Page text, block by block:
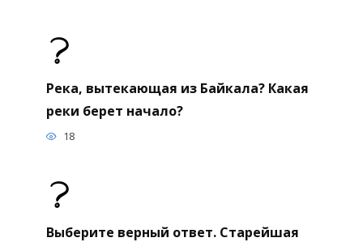
Река, вытекающая из Байкала? Какая
реки берет начало?
18
Выберите верный ответ. Старейшая